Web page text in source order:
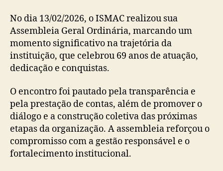
No dia 13/02/2026, o ISMAC realizou sua
Assembleia Geral Ordinária, marcando um
momento significativo na trajetória da
instituição, que celebrou 69 anos de atuação,
dedicação e conquistas.
O encontro foi pautado pela transparência e
pela prestação de contas, além de promover o
diálogo e a construção coletiva das próximas
etapas da organização. A assembleia reforçou o
compromisso com a gestão responsável e o
fortalecimento institucional.